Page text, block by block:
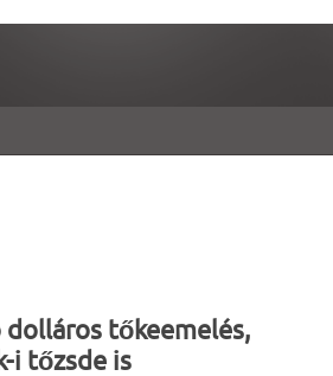
tőkeemelés,
i tőzsde is